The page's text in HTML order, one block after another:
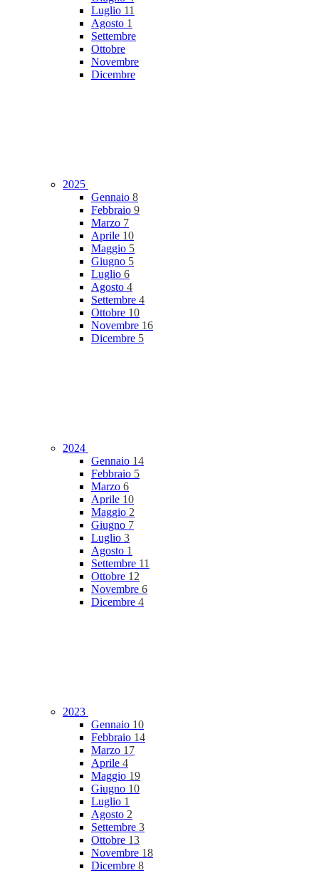
Luglio 11
Agosto 1
Settembre
Ottobre
Novembre
Dicembre
2025
Gennaio 8
Febbraio 9
Marzo 7
Aprile 10
Maggio 5
Giugno 5
Luglio 6
Agosto 4
Settembre 4
Ottobre 10
Novembre 16
Dicembre 5
2024
Gennaio 14
Febbraio 5
Marzo 6
Aprile 10
Maggio 2
Giugno 7
Luglio 3
Agosto 1
Settembre 11
Ottobre 12
Novembre 6
Dicembre 4
2023
Gennaio 10
Febbraio 14
Marzo 17
Aprile 4
Maggio 19
Giugno 10
Luglio 1
Agosto 2
Settembre 3
Ottobre 13
Novembre 18
Dicembre 8